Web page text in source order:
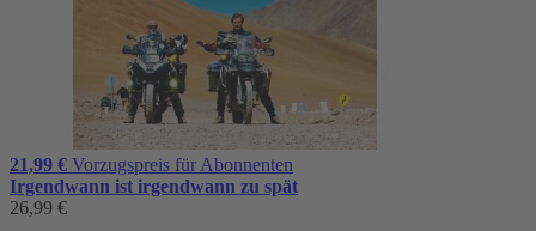
21,99 € Vorzugspreis für Abonnenten
Irgendwann ist irgendwann zu spät
26,99 €